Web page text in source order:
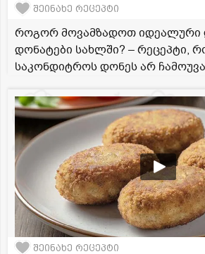
შეინახე რეცეპტი
როგორ მოვამზადოთ
დონატები სახლში? – რეცეპტი,
საკონდიტროს დონეს არ
შეინახე რეცეპტი